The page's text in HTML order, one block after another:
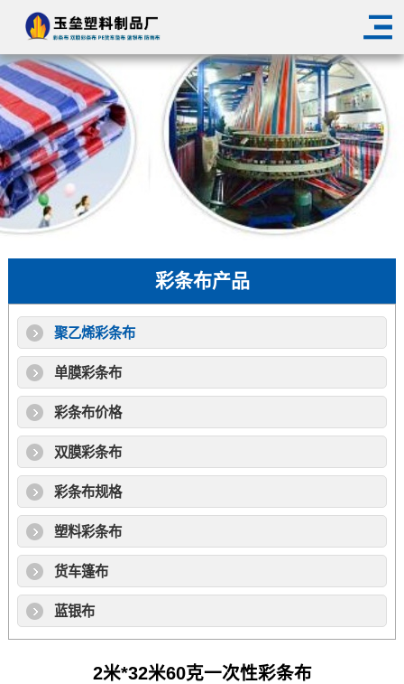
彩条布产品
聚乙烯彩条布
单膜彩条布
彩条布价格
双膜彩条布
彩条布规格
塑料彩条布
货车篷布
蓝银布
2米*32米60克一次性彩条布